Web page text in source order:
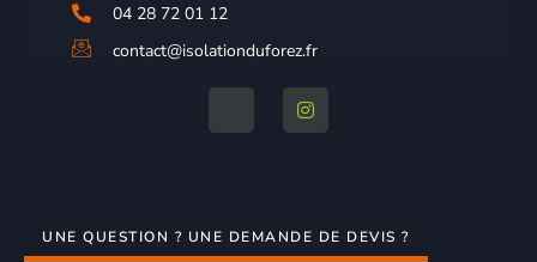
04 28 72 01 12
contact@isolationduforez.fr
UNE QUESTION ? UNE DEMANDE DE DEVIS ?